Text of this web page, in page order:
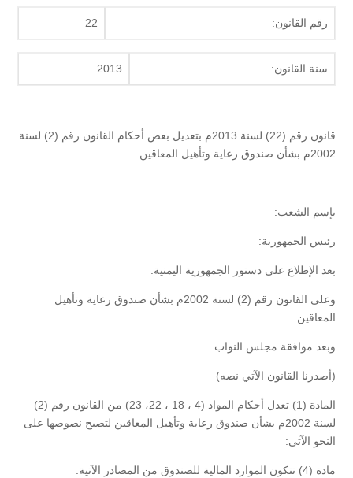
رقم القانون: 22
سنة القانون: 2013
قانون رقم (22) لسنة 2013م بتعديل بعض أحكام القانون رقم (2) لسنة
2002م بشأن صندوق رعاية وتأهيل المعاقين
بإسم الشعب:
رئيس الجمهورية:
بعد الإطلاع على دستور الجمهورية اليمنية.
وعلى القانون رقم (2) لسنة 2002م بشأن صندوق رعاية وتأهيل
المعاقين.
وبعد موافقة مجلس النواب.
(أصدرنا القانون الآتي نصه)
المادة (1) تعدل أحكام المواد (4 ، 18 ، 22، 23) من القانون رقم (2)
لسنة 2002م بشأن صندوق رعاية وتأهيل المعاقين لتصبح نصوصها على
النحو الآتي:
مادة (4) تتكون الموارد المالية للصندوق من المصادر الآتية: